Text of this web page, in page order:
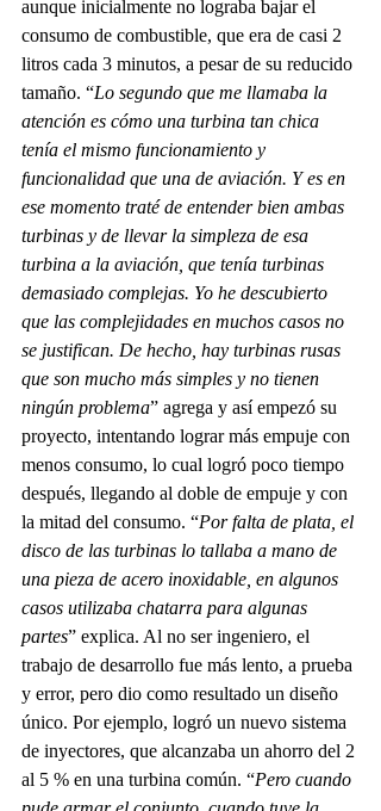
aunque inicialmente no lograba bajar el
consumo de combustible, que era de casi 2
litros cada 3 minutos, a pesar de su reducido
tamaño. “Lo segundo que me llamaba la
atención es cómo una turbina tan chica
tenía el mismo funcionamiento y
funcionalidad que una de aviación. Y es en
ese momento traté de entender bien ambas
turbinas y de llevar la simpleza de esa
turbina a la aviación, que tenía turbinas
demasiado complejas. Yo he descubierto
que las complejidades en muchos casos no
se justifican. De hecho, hay turbinas rusas
que son mucho más simples y no tienen
ningún problema” agrega y así empezó su
proyecto, intentando lograr más empuje con
menos consumo, lo cual logró poco tiempo
después, llegando al doble de empuje y con
la mitad del consumo. “Por falta de plata, el
disco de las turbinas lo tallaba a mano de
una pieza de acero inoxidable, en algunos
casos utilizaba chatarra para algunas
partes” explica. Al no ser ingeniero, el
trabajo de desarrollo fue más lento, a prueba
y error, pero dio como resultado un diseño
único. Por ejemplo, logró un nuevo sistema
de inyectores, que alcanzaba un ahorro del 2
al 5 % en una turbina común. “Pero cuando